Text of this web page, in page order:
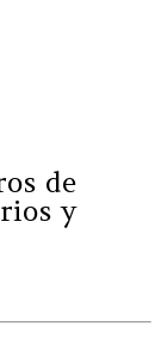
de
y